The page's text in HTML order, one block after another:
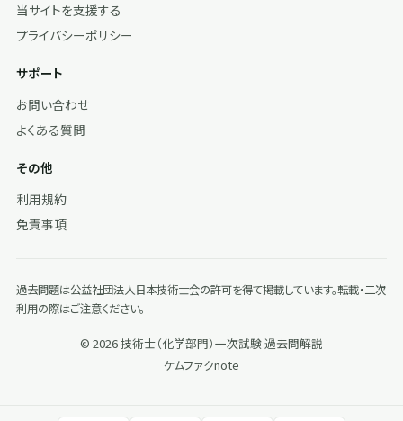
当サイトを支援する
プライバシーポリシー
サポート
お問い合わせ
よくある質問
その他
利用規約
免責事項
過去問題は公益社団法人日本技術士会の許可を得て掲載しています。転載・二次
利用の際はご注意ください。
© 2026 技術士（化学部門）一次試験 過去問解説
ケムファクnote